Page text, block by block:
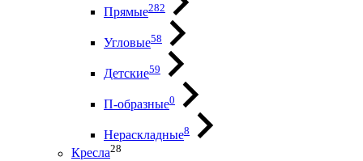
Прямые282
Угловые58
Детские59
П-образные0
Нераскладные8
Кресла28